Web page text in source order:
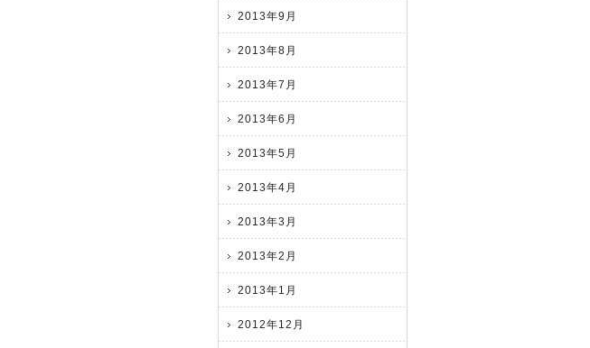
2013年9月
2013年8月
2013年7月
2013年6月
2013年5月
2013年4月
2013年3月
2013年2月
2013年1月
2012年12月